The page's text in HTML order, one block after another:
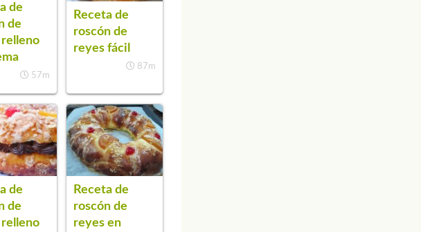
de
de
57m
Receta de
roscón de
reyes fácil
87m
de
de
Receta de
roscón de
reyes en